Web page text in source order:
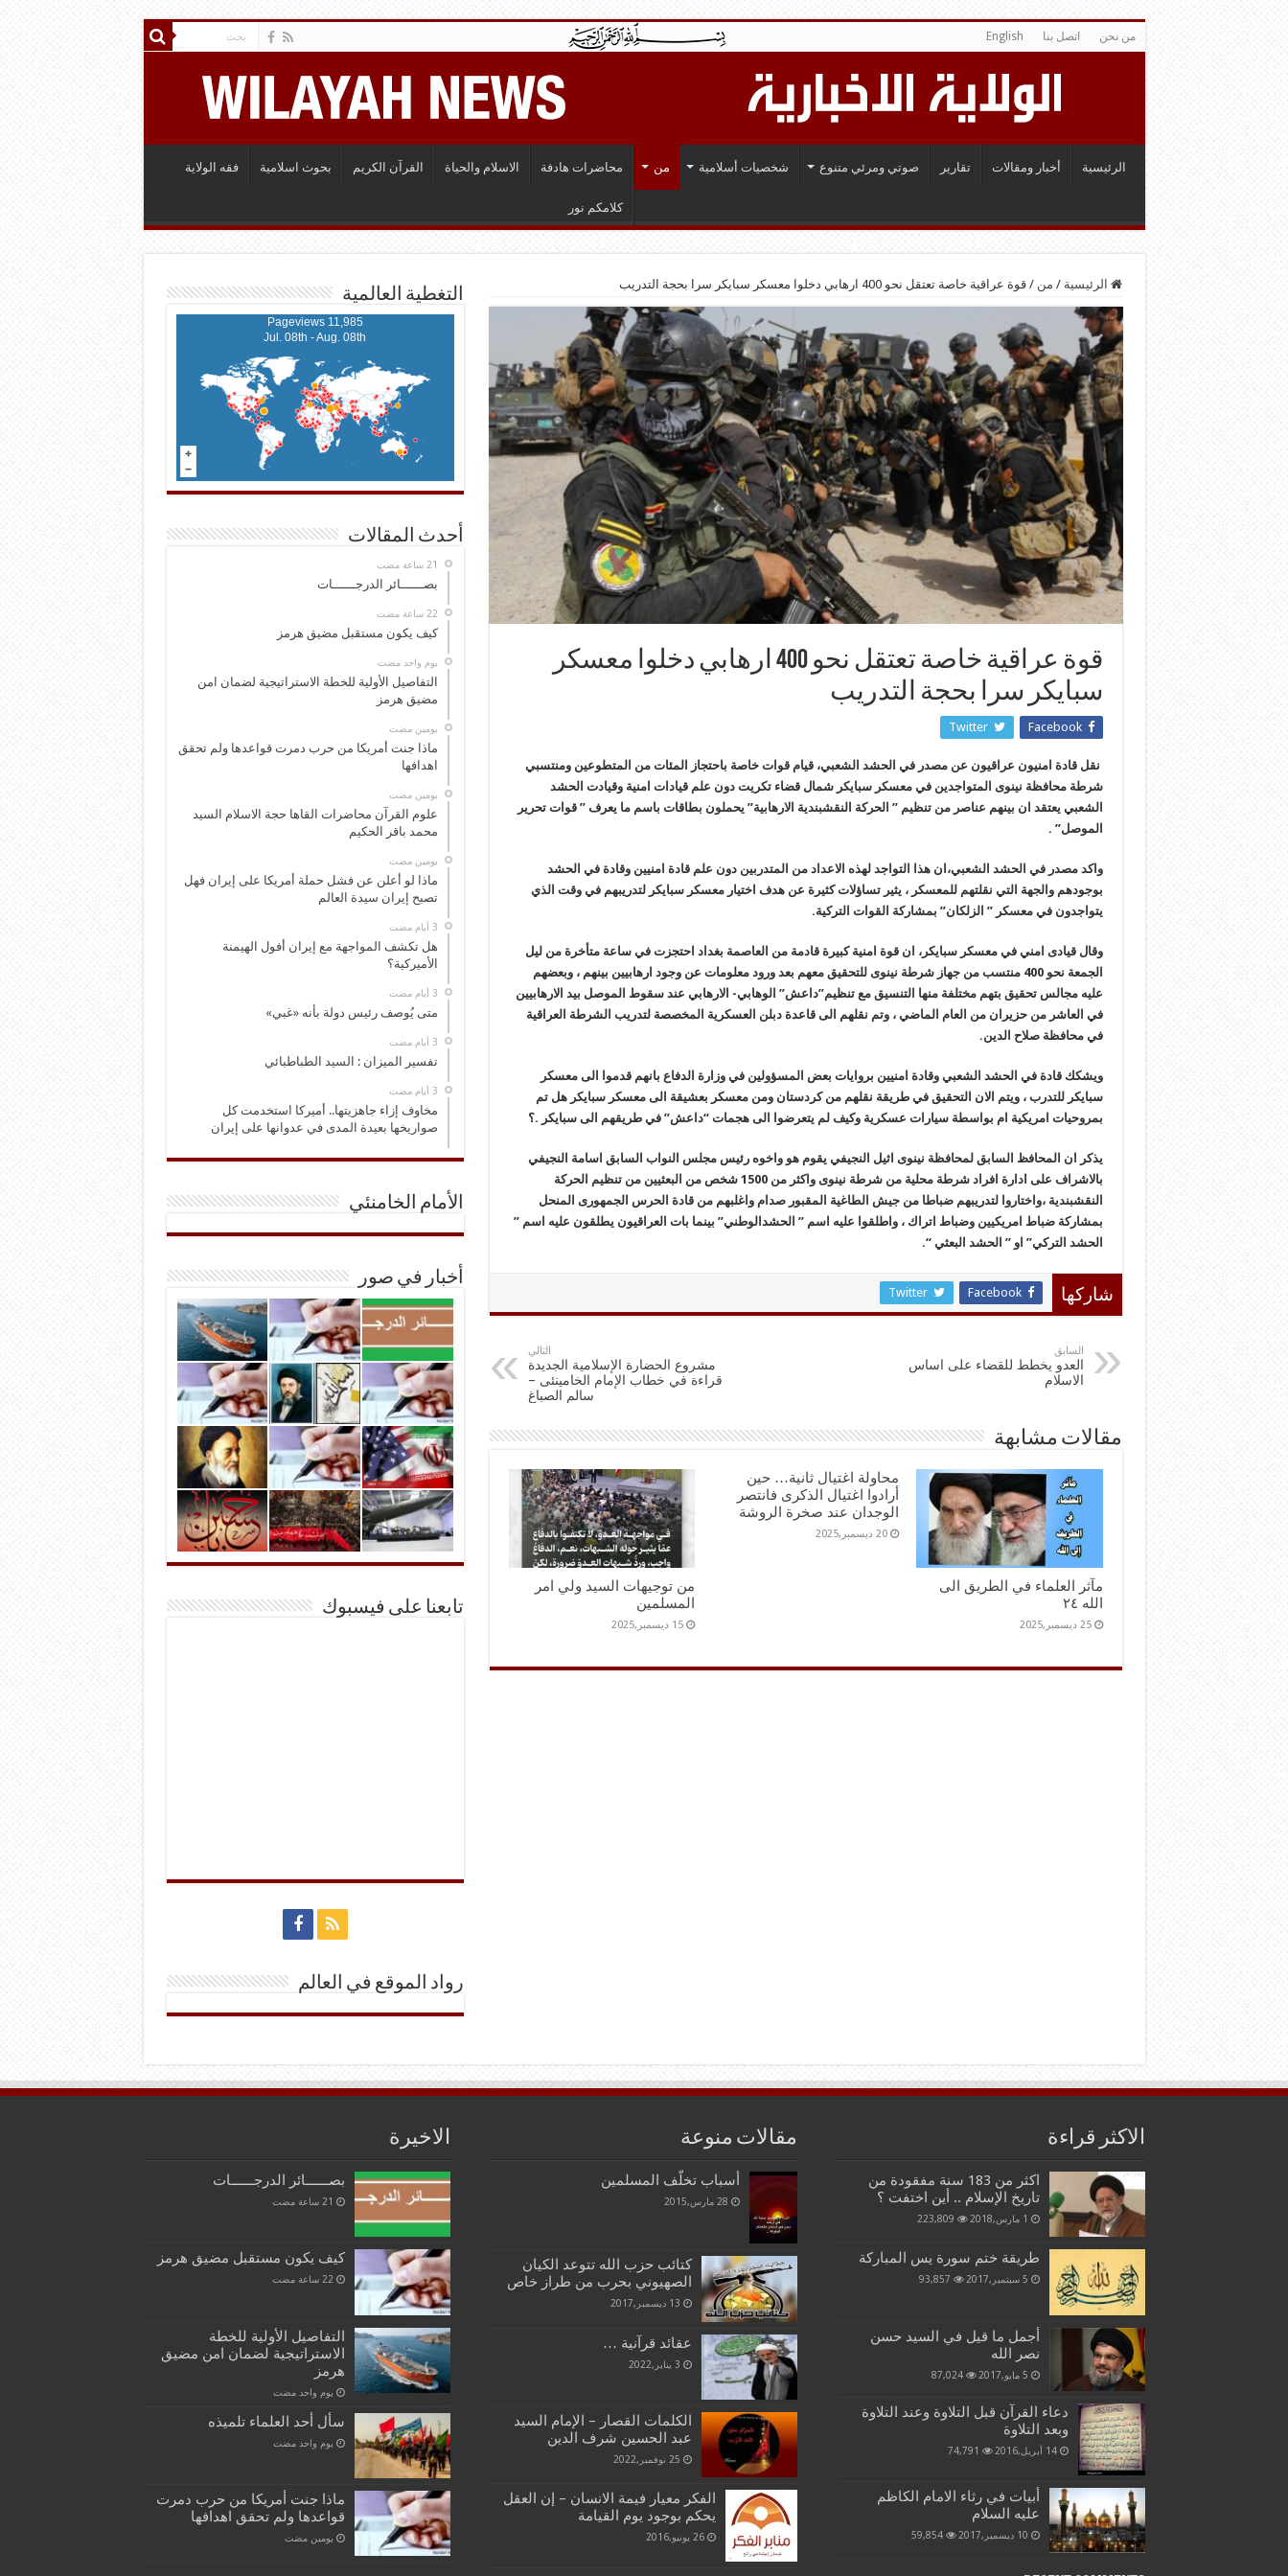
من نحن اتصل بنا English
الرئيسية أخبار ومقالات تقارير صوتي ومرئي متنوع شخصيات أسلامية من محاضرات هادفة الاسلام والحياة القرآن الكريم بحوث اسلامية فقه الولاية
كلامكم نور
الرئيسية / من / قوة عراقية خاصة تعتقل نحو 400 ارهابي دخلوا معسكر سبايكر سرا بحجة التدريب
قوة عراقية خاصة تعتقل نحو 400 ارهابي دخلوا معسكر
سبايكر سرا بحجة التدريب
Facebook
Twitter
نقل قادة امنيون عراقيون عن مصدر في الحشد الشعبي، قيام قوات خاصة باحتجاز المئات من المتطوعين ومنتسبي
شرطة محافظة نينوى المتواجدين في معسكر سبايكر شمال قضاء تكريت دون علم قيادات امنية وقيادت الحشد
الشعبي يعتقد ان بينهم عناصر من تنظيم ” الحركة النقشبندية الارهابية” يحملون بطاقات باسم ما يعرف ” قوات تحرير
الموصل” .
واکد مصدر في الحشد الشعبي،ان هذا التواجد لهذه الاعداد من المتدربین دون علم قادة امنیین وقادة في الحشد
بوجودهم والجهة التي نقلتهم للمعسکر ، یثیر تساؤلات کثیرة عن هدف اختیار معسکر سبایکر لتدریبهم في وقت الذي
یتواجدون في معسکر ” الزلکان” بمشارکة القوات الترکیة.
وقال قیادی امني في معسکر سبایکر، ان قوة امنیة کبیرة قادمة من العاصمة بغداد احتجزت في ساعة متأخرة من لیل
الجمعة نحو 400 منتسب من جهاز شرطة نینوى للتحقیق معهم بعد ورود معلومات عن وجود ارهابیین بینهم ، وبعضهم
علیه مجالس تحقیق بتهم مختلفة منها التنسیق مع تنظیم”داعش” الوهابي- الارهابي عند سقوط الموصل بید الارهابیین
في العاشر من حزیران من العام الماضي ، وتم نقلهم الى قاعدة دبلن العسکریة المخصصة لتدریب الشرطة العراقیة
في محافظة صلاح الدین.
ویشکك قادة في الحشد الشعبي وقادة امنیین بروایات بعض المسؤولین في وزارة الدفاع بانهم قدموا الى معسکر
سبایکر للتدرب ، ویتم الان التحقیق في طریقة نقلهم من کردستان ومن معسکر بعشیقة الى معسکر سبایکر هل تم
بمروحیات امریکیة ام بواسطة سیارات عسکریة وکیف لم یتعرضوا الى هجمات “داعش” في طریقهم الى سبایکر .؟
یذکر ان المحافظ السابق لمحافظة نینوى اثیل النجیفي یقوم هو واخوه رئیس مجلس النواب السابق اسامة النجیفي
بالاشراف على ادارة افراد شرطة محلیة من شرطة نینوى واکثر من 1500 شخص من البعثیین من تنظیم الحرکة
النقشبندیة ،واختاروا لتدریبهم ضباطا من جیش الطاغیة المقبور صدام واغلبهم من قادة الحرس الجمهوری المنحل
بمشارکة ضباط امریکیین وضباط اتراك ، واطلقوا علیه اسم ” الحشدالوطني” بینما بات العراقیون یطلقون علیه اسم ”
الحشد الترکي” او ” الحشد البعثي “.
شاركها Facebook
Twitter
السابق
العدو يخطط للقضاء على اساس
الاسلام
التالي
مشروع الحضارة الإسلامية الجديدة
قراءة في خطاب الإمام الخامينئى –
سالم الصباغ
مقالات مشابهة
مآثر العلماء في الطريق الى
الله ٢٤
25 ديسمبر,2025
محاولة اغتيال ثانية… حين
أرادوا اغتيال الذكرى فانتصر
الوجدان عند صخرة الروشة
20 ديسمبر,2025
من توجيهات السيد ولي امر
المسلمين
15 ديسمبر,2025
التغطية العالمية
11,985 Pageviews
Jul. 08th - Aug. 08th
أحدث المقالات
بصــــــائر الدرجــــــات
كيف يكون مستقبل مضيق هرمز
‏يوم واحد مضت
التفاصيل الأولية للخطة الاستراتيجية لضمان امن
مضيق هرمز
‏يومين مضت
ماذا جنت أمريكا من حرب دمرت قواعدها ولم تحقق
اهدافها
‏يومين مضت
علوم القرآن محاضرات القاها حجة الاسلام السيد
محمد باقر الحكيم
‏يومين مضت
ماذا لو أعلن عن فشل حملة أمريكا على إيران فهل
تصبح إيران سيدة العالم
هل تكشف المواجهة مع إيران أفول الهيمنة
الأميركية؟
متى يُوصف رئيس دولة بأنه «غبي»
تفسير الميزان : السيد الطباطبائي
مخاوف إزاء جاهزيتها.. أميركا استخدمت كل
صواريخها بعيدة المدى في عدوانها على إيران
الأمام الخامنئي
أخبار في صور
تابعنا على فيسبوك
رواد الموقع في العالم
الاكثر قراءة
اكثر من 183 سنة مفقودة من
تاريخ الإسلام .. أين اختفت ؟
1 مارس,2018 223,809
طريقة ختم سورة يس المباركة
5 سبتمبر,2017 93,857
أجمل ما قيل في السيد حسن
نصر الله
5 مايو,2017 87,024
دعاء القرآن قبل التلاوة وعند التلاوة
وبعد التلاوة
14 أبريل,2016 74,791
أبيات في رثاء الامام الكاظم
عليه السلام
10 ديسمبر,2017 59,854
مقالات منوعة
أسباب تخلّف المسلمين‏
28 مارس,2015
كتائب حزب الله تتوعد الكيان
الصهيوني بحرب من طراز خاص
13 ديسمبر,2017
عقائد قرآنية …
3 يناير,2022
الكلمات القصار – الإمام السيد
عبد الحسين شرف الدين
25 نوفمبر,2022
الفكر معيار فيمة الانسان – إن العقل
يحكم بوجود يوم القيامة
26 يونيو,2016
الاخيرة
بصــــــائر الدرجــــــات
كيف يكون مستقبل مضيق هرمز
التفاصيل الأولية للخطة
الاستراتيجية لضمان امن مضيق
هرمز
‏يوم واحد مضت
سأل أحد العلماء تلميذه
‏يوم واحد مضت
ماذا جنت أمريكا من حرب دمرت
قواعدها ولم تحقق اهدافها
‏يومين مضت